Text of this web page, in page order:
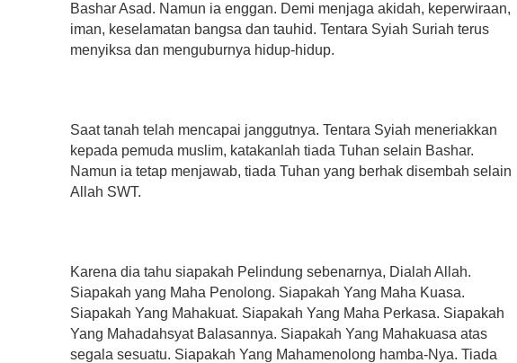
Bashar Asad. Namun ia enggan. Demi menjaga akidah, keperwiraan,
iman, keselamatan bangsa dan tauhid. Tentara Syiah Suriah terus
menyiksa dan menguburnya hidup-hidup.
Saat tanah telah mencapai janggutnya. Tentara Syiah meneriakkan
kepada pemuda muslim, katakanlah tiada Tuhan selain Bashar.
Namun ia tetap menjawab, tiada Tuhan yang berhak disembah selain
Allah SWT.
Karena dia tahu siapakah Pelindung sebenarnya, Dialah Allah.
Siapakah yang Maha Penolong. Siapakah Yang Maha Kuasa.
Siapakah Yang Mahakuat. Siapakah Yang Maha Perkasa. Siapakah
Yang Mahadahsyat Balasannya. Siapakah Yang Mahakuasa atas
segala sesuatu. Siapakah Yang Mahamenolong hamba-Nya. Tiada